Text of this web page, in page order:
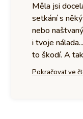
Měla jsi
setkání s
nebo
i tvoje
to škodí. A
Pokračovat ve